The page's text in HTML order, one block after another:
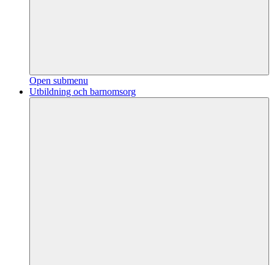
Open submenu
Utbildning och barnomsorg